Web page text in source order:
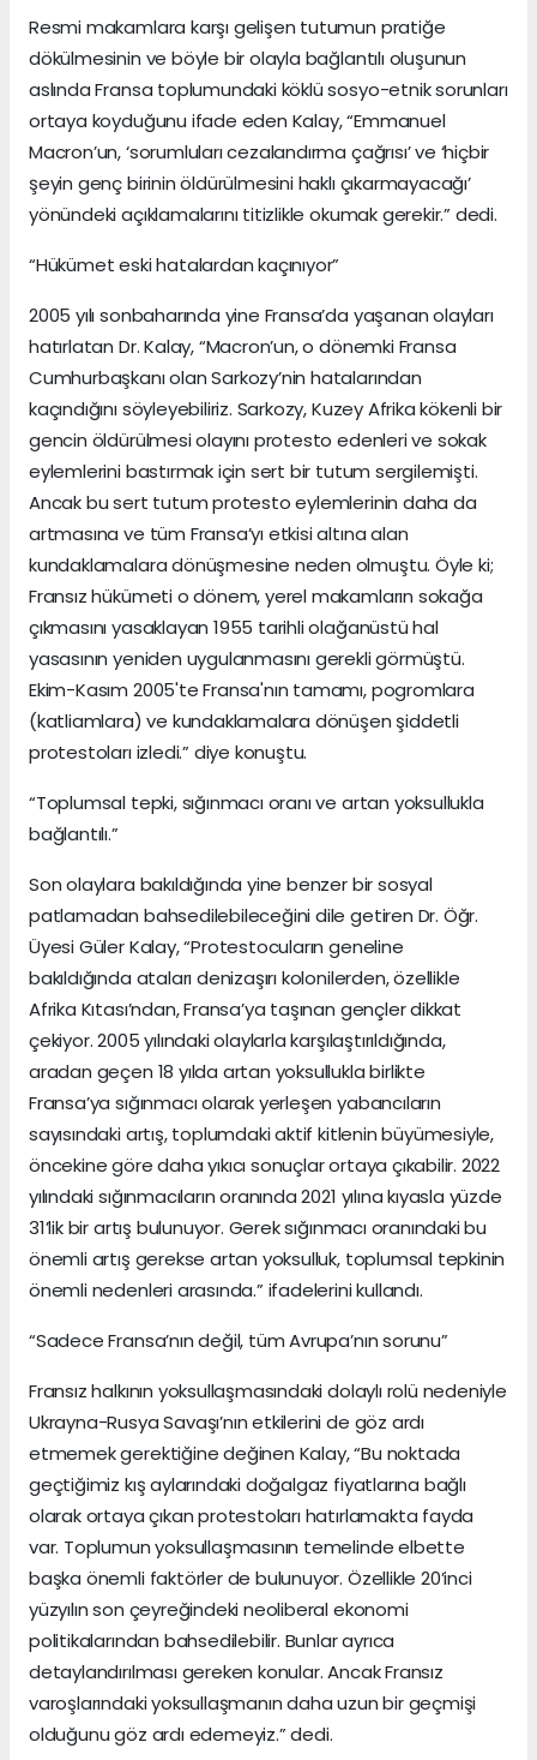
Resmi makamlara karşı gelişen tutumun pratiğe
dökülmesinin ve böyle bir olayla bağlantılı oluşunun
aslında Fransa toplumundaki köklü sosyo-etnik sorunları
ortaya koyduğunu ifade eden Kalay, “Emmanuel
Macron’un, ‘sorumluları cezalandırma çağrısı’ ve ‘hiçbir
şeyin genç birinin öldürülmesini haklı çıkarmayacağı’
yönündeki açıklamalarını titizlikle okumak gerekir.” dedi.
“Hükümet eski hatalardan kaçınıyor”
2005 yılı sonbaharında yine Fransa’da yaşanan olayları
hatırlatan Dr. Kalay, “Macron’un, o dönemki Fransa
Cumhurbaşkanı olan Sarkozy’nin hatalarından
kaçındığını söyleyebiliriz. Sarkozy, Kuzey Afrika kökenli bir
gencin öldürülmesi olayını protesto edenleri ve sokak
eylemlerini bastırmak için sert bir tutum sergilemişti.
Ancak bu sert tutum protesto eylemlerinin daha da
artmasına ve tüm Fransa’yı etkisi altına alan
kundaklamalara dönüşmesine neden olmuştu. Öyle ki;
Fransız hükümeti o dönem, yerel makamların sokağa
çıkmasını yasaklayan 1955 tarihli olağanüstü hal
yasasının yeniden uygulanmasını gerekli görmüştü.
Ekim-Kasım 2005'te Fransa'nın tamamı, pogromlara
(katliamlara) ve kundaklamalara dönüşen şiddetli
protestoları izledi.” diye konuştu.
“Toplumsal tepki, sığınmacı oranı ve artan yoksullukla
bağlantılı.”
Son olaylara bakıldığında yine benzer bir sosyal
patlamadan bahsedilebileceğini dile getiren Dr. Öğr.
Üyesi Güler Kalay, “Protestocuların geneline
bakıldığında ataları denizaşırı kolonilerden, özellikle
Afrika Kıtası’ndan, Fransa’ya taşınan gençler dikkat
çekiyor. 2005 yılındaki olaylarla karşılaştırıldığında,
aradan geçen 18 yılda artan yoksullukla birlikte
Fransa’ya sığınmacı olarak yerleşen yabancıların
sayısındaki artış, toplumdaki aktif kitlenin büyümesiyle,
öncekine göre daha yıkıcı sonuçlar ortaya çıkabilir. 2022
yılındaki sığınmacıların oranında 2021 yılına kıyasla yüzde
31’lik bir artış bulunuyor. Gerek sığınmacı oranındaki bu
önemli artış gerekse artan yoksulluk, toplumsal tepkinin
önemli nedenleri arasında.” ifadelerini kullandı.
“Sadece Fransa’nın değil, tüm Avrupa’nın sorunu”
Fransız halkının yoksullaşmasındaki dolaylı rolü nedeniyle
Ukrayna-Rusya Savaşı’nın etkilerini de göz ardı
etmemek gerektiğine değinen Kalay, “Bu noktada
geçtiğimiz kış aylarındaki doğalgaz fiyatlarına bağlı
olarak ortaya çıkan protestoları hatırlamakta fayda
var. Toplumun yoksullaşmasının temelinde elbette
başka önemli faktörler de bulunuyor. Özellikle 20’inci
yüzyılın son çeyreğindeki neoliberal ekonomi
politikalarından bahsedilebilir. Bunlar ayrıca
detaylandırılması gereken konular. Ancak Fransız
varoşlarındaki yoksullaşmanın daha uzun bir geçmişi
olduğunu göz ardı edemeyiz.” dedi.